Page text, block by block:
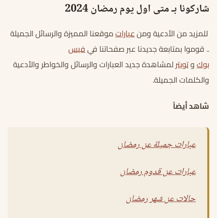
شاركونا بـ متى اول يوم رمضان 2024
للمزيد من الأدعية ومنعباراتموقعنا المميزة والرسائل الجميلة
.. قوموا بمتابعة جديدنا عبر صفحاتنا فيفيس
بوكوتويترلمشاهدة جديد العبارات والرسائل والخواطر والأدعية
والكلمات الجميلة.
شاهد أيضاً
عبارات جميلة عن رمضان
عبارات عن قدوم رمضان
حالات عن شهر رمضان